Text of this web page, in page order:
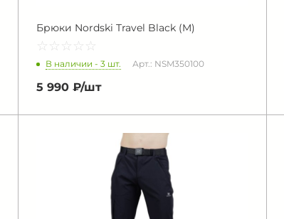
Брюки Nordski Travel Black (M)
☆ ☆ ☆ ☆ ☆
★ ★ ★ ★ ★
В наличии - 3 шт. Арт.: NSM350100
5 990 ₽/шт